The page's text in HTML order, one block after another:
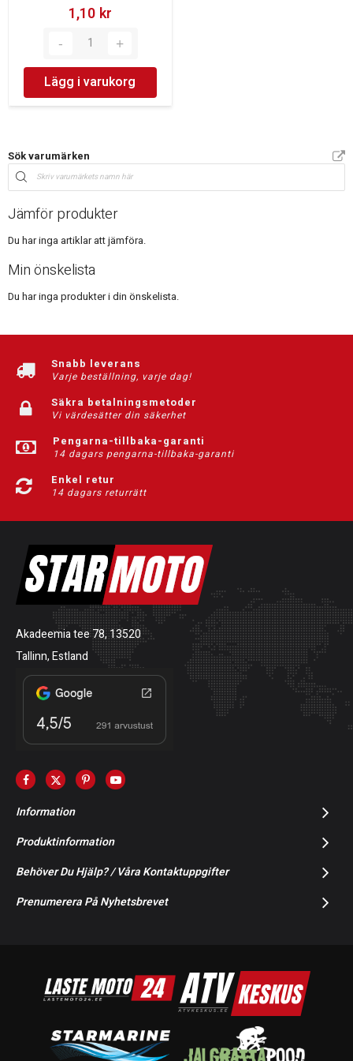
1,10 kr‎
Lägg i varukorg
Sök varumärken
Jämför produkter
Du har inga artiklar att jämföra.
Min önskelista
Du har inga produkter i din önskelista.
Snabb leverans
Varje beställning, varje dag!
Säkra betalningsmetoder
Vi värdesätter din säkerhet
Pengarna-tillbaka-garanti
14 dagars pengarna-tillbaka-garanti
Enkel retur
14 dagars returrätt
Akadeemia tee 78, 13520
Tallinn, Estland
Information
Produktinformation
Behöver Du Hjälp? / Våra Kontaktuppgifter
Prenumerera På Nyhetsbrevet